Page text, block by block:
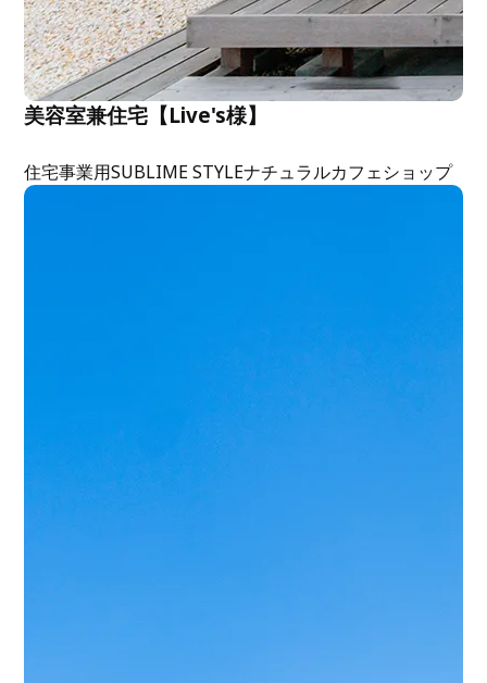
美容室兼住宅【Live's様】
住宅事業用SUBLIME STYLEナチュラルカフェショップ